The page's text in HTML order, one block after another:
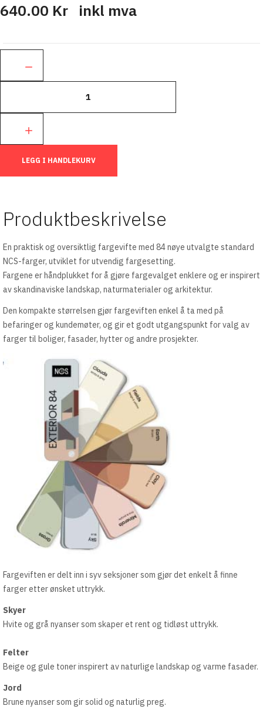
640.00 Kr inkl mva
LEGG I HANDLEKURV
Produktbeskrivelse
En praktisk og oversiktlig fargevifte med 84 nøye utvalgte standard
NCS-farger, utviklet for utvendig fargesetting.
Fargene er håndplukket for å gjøre fargevalget enklere og er inspirert
av skandinaviske landskap, naturmaterialer og arkitektur.
Den kompakte størrelsen gjør fargeviften enkel å ta med på
befaringer og kundemøter, og gir et godt utgangspunkt for valg av
farger til boliger, fasader, hytter og andre prosjekter.
Fargeviften er delt inn i syv seksjoner som gjør det enkelt å finne
farger etter ønsket uttrykk.
Skyer
Hvite og grå nyanser som skaper et rent og tidløst uttrykk.
Felter
Beige og gule toner inspirert av naturlige landskap og varme fasader.
Jord
Brune nyanser som gir solid og naturlig preg.